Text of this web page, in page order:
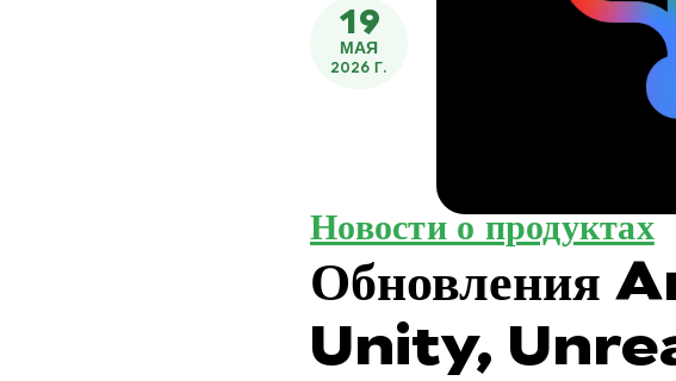
19
МАЯ
2026 Г.
Новости о продуктах
Обновления
Unity,